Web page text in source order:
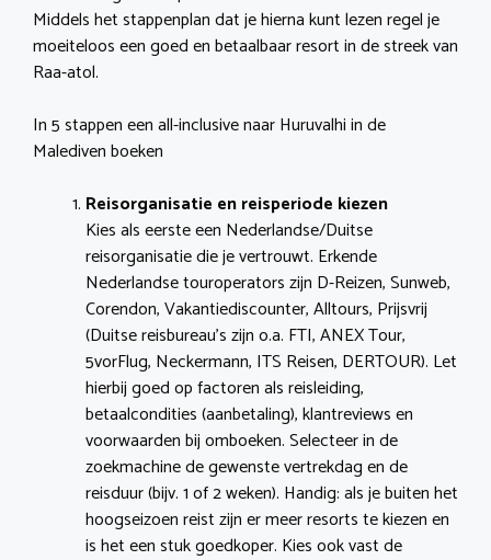
Middels het stappenplan dat je hierna kunt lezen regel je
moeiteloos een goed en betaalbaar resort in de streek van
Raa-atol.
In 5 stappen een all-inclusive naar Huruvalhi in de
Malediven boeken
Reisorganisatie en reisperiode kiezen
Kies als eerste een Nederlandse/Duitse
reisorganisatie die je vertrouwt. Erkende
Nederlandse touroperators zijn D-Reizen, Sunweb,
Corendon, Vakantiediscounter, Alltours, Prijsvrij
(Duitse reisbureau’s zijn o.a. FTI, ANEX Tour,
5vorFlug, Neckermann, ITS Reisen, DERTOUR). Let
hierbij goed op factoren als reisleiding,
betaalcondities (aanbetaling), klantreviews en
voorwaarden bij omboeken. Selecteer in de
zoekmachine de gewenste vertrekdag en de
reisduur (bijv. 1 of 2 weken). Handig: als je buiten het
hoogseizoen reist zijn er meer resorts te kiezen en
is het een stuk goedkoper. Kies ook vast de